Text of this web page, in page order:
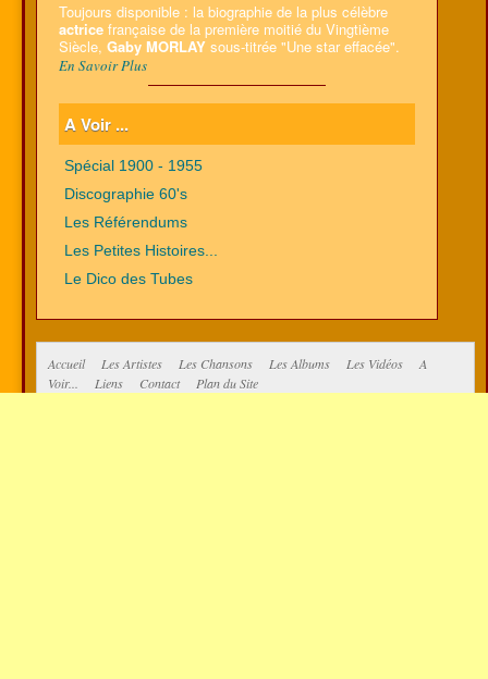
Toujours disponible : la biographie de la plus célèbre
actrice française de la première moitié du Vingtième
Siècle, Gaby MORLAY sous-titrée "Une star effacée".
En Savoir Plus
A Voir ...
Spécial 1900 - 1955
Discographie 60's
Les Référendums
Les Petites Histoires...
Le Dico des Tubes
Accueil Les Artistes Les Chansons Les Albums Les Vidéos
A
Voir...
Liens Contact Plan du Site